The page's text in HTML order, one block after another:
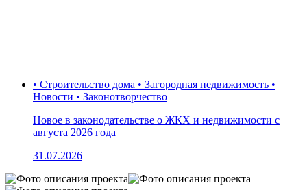
• Строительство дома • Загородная недвижимость •
Новости • Законотворчество
Новое в законодательстве о ЖКХ и недвижимости с
августа 2026 года
31.07.2026